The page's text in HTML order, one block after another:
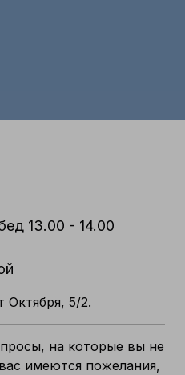
13.00 - 14.00
Октября, 5/2.
на которые вы не
имеются пожелания,